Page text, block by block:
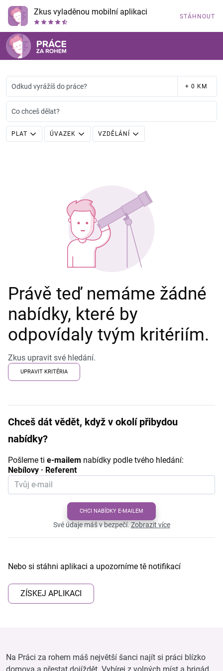
Zkus vyladěnou mobilní aplikaci STÁHNOUT
Odkud vyrážíš do práce? + 0 KM
Co chceš dělat?
PLAT ÚVAZEK VZDĚLÁNÍ
Právě teď nemáme žádné
nabídky, které by
odpovídaly tvým kritériím.
Zkus upravit své hledání.
UPRAVIT KRITÉRIA
Chceš dát vědět, když v okolí přibydou
nabídky?
Pošleme ti e-mailem nabídky podle tvého hledání:
Nebílovy · Referent
CHCI NABÍDKY E-MAILEM
Své údaje máš v bezpečí.Zobrazit více
Nebo si stáhni aplikaci a upozorníme tě notifikací
ZÍSKEJ APLIKACI
Na Práci za rohem máš největší šanci najít si práci blízko
domova a přestat dojíždět. Vybírej z volných míst a brigád